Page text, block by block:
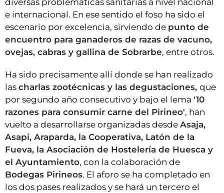
diversas problemáticas sanitarias a nivel nacional
e internacional. En ese sentido el foso ha sido el
escenario por excelencia, sirviendo de punto de
encuentro para ganaderos de razas de vacuno,
ovejas, cabras y gallina de Sobrarbe, entre otros.
Ha sido precisamente allí donde se han realizado
las charlas zootécnicas y las degustaciones, que
por segundo año consecutivo y bajo el lema '10
razones para consumir carne del Pirineo', han
vuelto a desarrollarse organizadas desde Asaja,
Asapi, Araparda, la Cooperativa, Latón de la
Fueva, la Asociación de Hostelería de Huesca y
el Ayuntamiento, con la colaboración de
Bodegas Pirineos. El aforo se ha completado en
los dos pases realizados y se hará un tercero el